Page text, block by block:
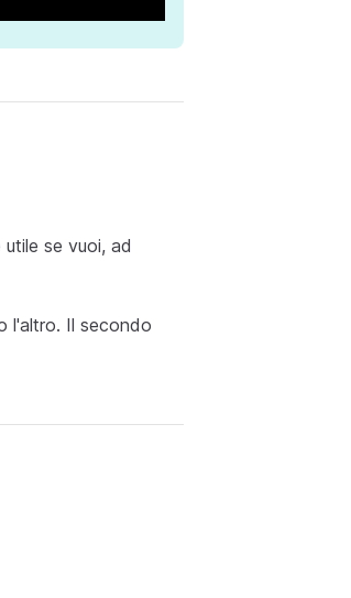
se vuoi, ad
l'altro. Il secondo